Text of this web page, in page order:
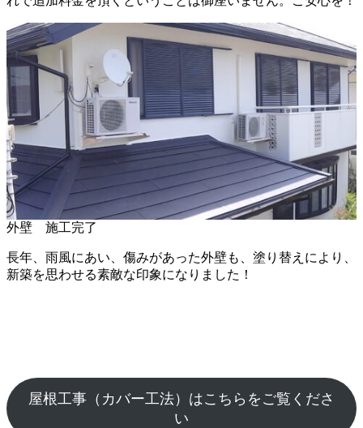
外壁 施工完了
長年、雨風にあい、傷みがあった外壁も、塗り替えにより、
新築を思わせる素敵な印象になりました！
屋根工事（カバー工法）はこちらをご覧くださ
い